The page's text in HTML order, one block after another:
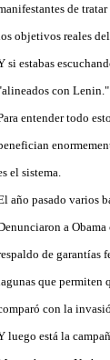
de
objetivos reales
si estabas
con Lenin."
entender todo
el sistema.
año pasado varios
a
de garantías
que permiten
con la
luego está la